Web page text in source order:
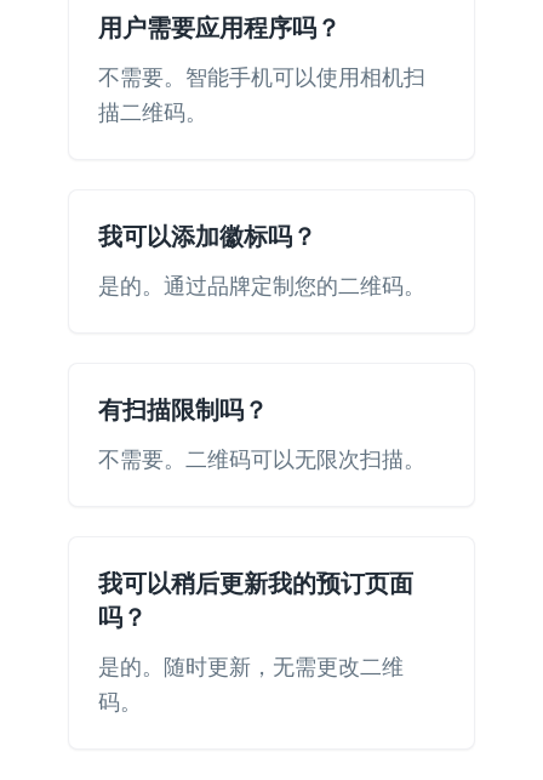
用户需要应用程序吗？
不需要。智能手机可以使用相机扫
描二维码。
我可以添加徽标吗？
是的。通过品牌定制您的二维码。
有扫描限制吗？
不需要。二维码可以无限次扫描。
我可以稍后更新我的预订页面
吗？
是的。随时更新，无需更改二维
码。